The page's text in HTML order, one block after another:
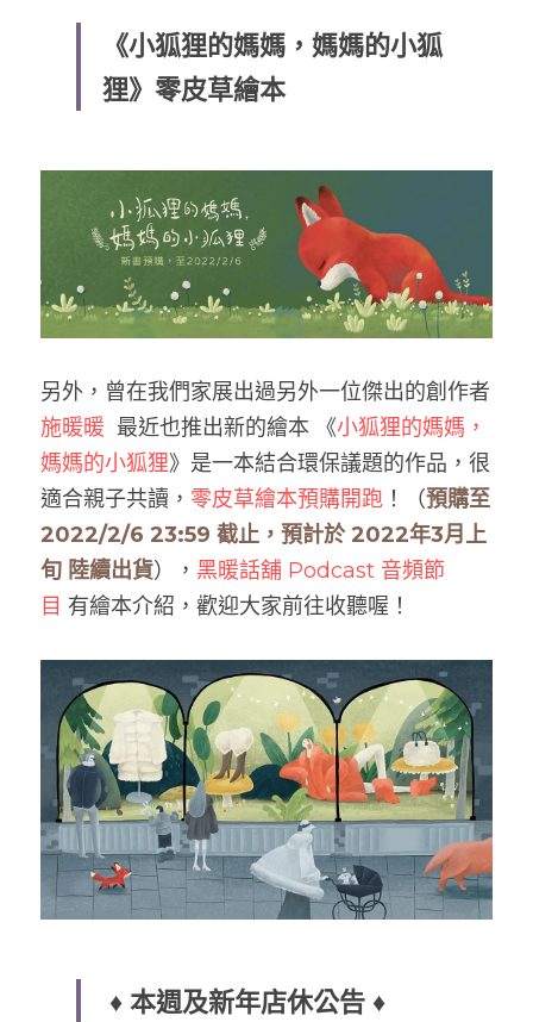
《小狐狸的媽媽，媽媽的小狐
狸》零皮草繪本
施暖暖
  最近也推出新的繪本 《
小狐狸的媽媽，
媽媽的小狐狸》是一本結合環保議題的作品，很
適合親子共讀， 零皮草繪本預購開跑 ！（預購至
2022/2/6 23:59 截止，預計於 2022年3月上
旬 陸續出貨）， 黑暖話舖 Podcast 音頻節
目 有繪本介紹，歡迎大家前往收聽喔！
♦️ 本週及新年店休公告 ♦️